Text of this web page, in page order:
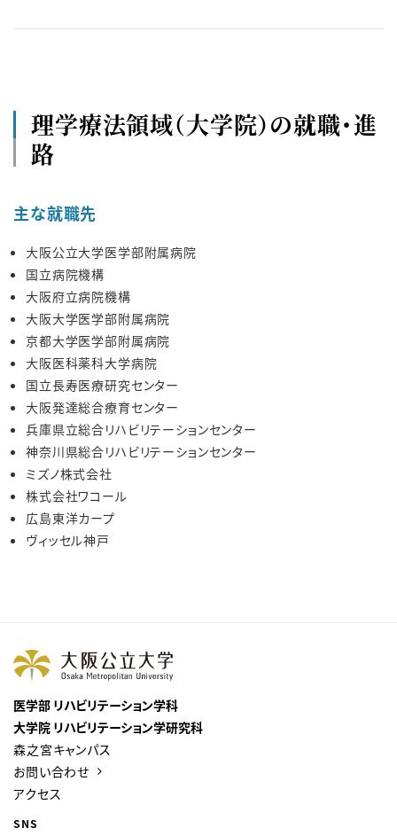
理学療法領域（大学院）の就職・進
路
主な就職先
大阪公立大学医学部附属病院
国立病院機構
大阪府立病院機構
大阪大学医学部附属病院
京都大学医学部附属病院
大阪医科薬科大学病院
国立長寿医療研究センター
大阪発達総合療育センター
兵庫県立総合リハビリテーションセンター
神奈川県総合リハビリテーションセンター
ミズノ株式会社
株式会社ワコール
広島東洋カープ
ヴィッセル神戸
医学部 リハビリテーション学科
大学院 リハビリテーション学研究科
森之宮キャンパス
お問い合わせ
アクセス
SNS